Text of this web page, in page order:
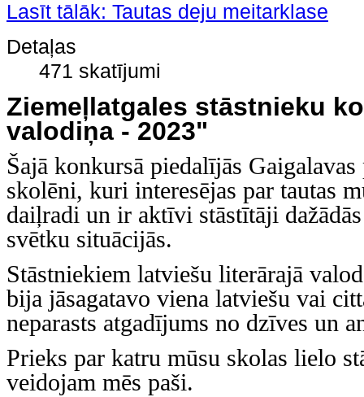
Lasīt tālāk: Tautas deju meitarklase
Detaļas
471 skatījumi
Ziemeļlatgales stāstnieku
valodiņa - 2023"
Šajā konkursā piedalījās Gaigalavas
skolēni, kuri interesējas par tautas
daiļradi un ir aktīvi stāstītāji
svētku situācijās.
Stāstniekiem latviešu literārajā
bija jāsagatavo viena latviešu vai
neparasts atgadījums no dzīves un
Prieks par katru mūsu skolas lielo
veidojam mēs paši.